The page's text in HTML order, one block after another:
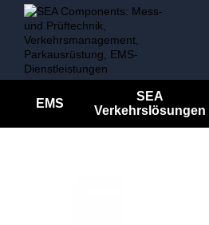
Перейти к основному контенту
EMS
SEA
Verkehrslösungen